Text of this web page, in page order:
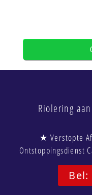
Riolering
★ Verstopte
Ontstoppingsdienst
Bel: